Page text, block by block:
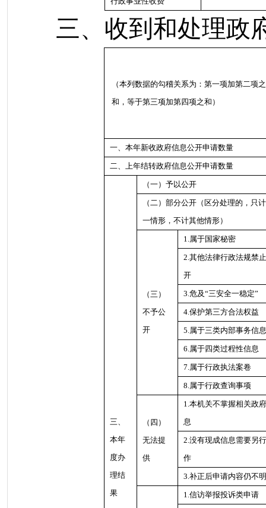
三、收到和处理政
（本列数据的勾稽关系为：第一项加第二项之
和，等于第三项加第四项之和）
一、本年新收政府信息公开申请数量
二、上年结转政府信息公开申请数量
三、
本年
度办
理结
果
（一）予以公开
（二）部分公开 （区分处理的，只
一情形，不计其他情形）
（三）
不予公
开
1.属于国家秘密
2.其他法律行政法规禁
开
3.危及“三安全一稳定”
4.保护第三方合法权益
5.属于三类内部事务信息
6.属于四类过程性信息
7.属于行政执法案卷
8.属于行政查询事项
（四）
无法提
供
1.本机关不掌握相关政
息
2.没有现成信息需要另
作
3.补正后申请内容仍不
1.信访举报投诉类申请